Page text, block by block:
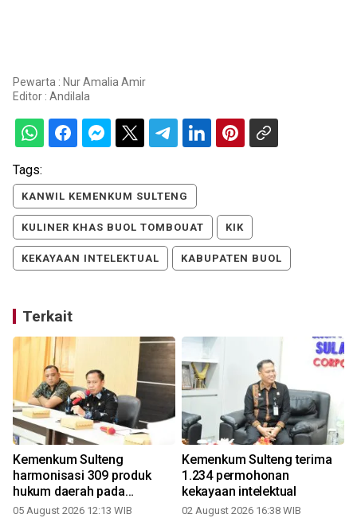
Pewarta : Nur Amalia Amir
Editor : Andilala
Tags:
KANWIL KEMENKUM SULTENG
KULINER KHAS BUOL TOMBOUAT KIK
KEKAYAAN INTELEKTUAL KABUPATEN BUOL
Terkait
Kemenkum Sulteng
harmonisasi 309 produk
hukum daerah pada
semester I
05 August 2026 12:13 WIB
Kemenkum Sulteng terima
1.234 permohonan
kekayaan intelektual
02 August 2026 16:38 WIB